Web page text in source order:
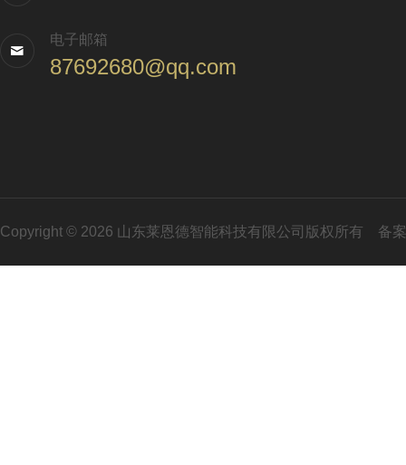
电子邮箱
87692680@qq.com
Copyright © 2026 山东莱恩德智能科技有限公司版权所有 备